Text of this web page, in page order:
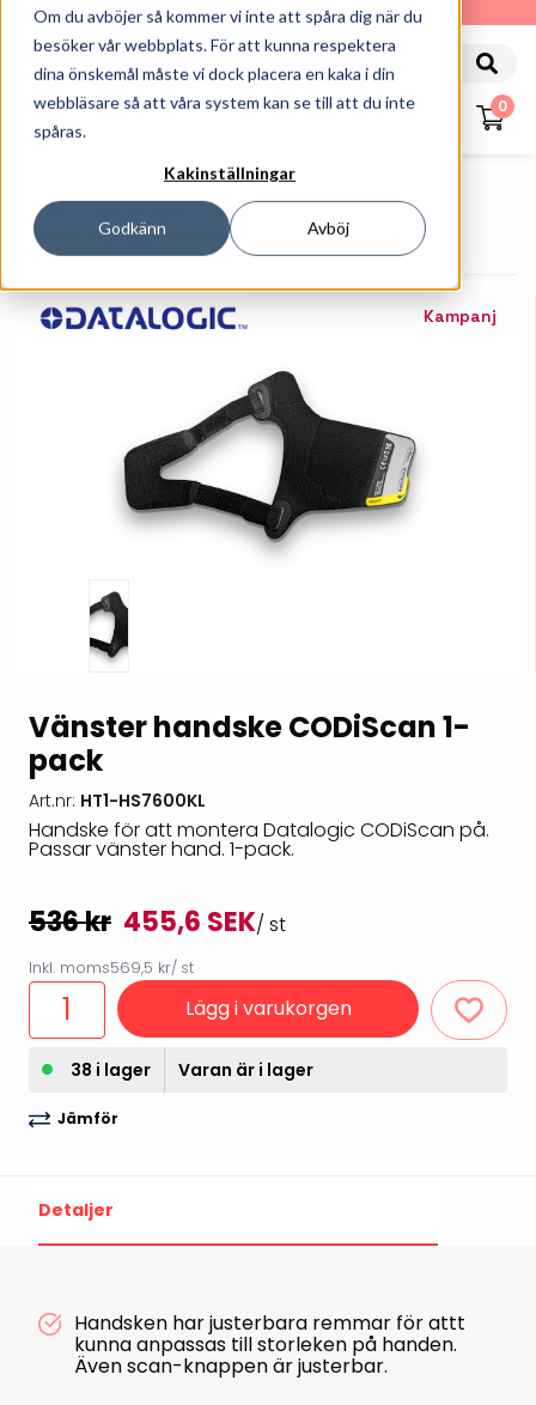
Om du avböjer så kommer vi inte att spåra dig när du
besöker vår webbplats. För att kunna respektera
dina önskemål måste vi dock placera en kaka i din
webbläsare så att våra system kan se till att du inte
spåras.
Kakinställningar
Godkänn Avböj
010-162 61 90
0
Streckkodsläsare
Tillbehör Streckkodsläsare
Vänster Handske CODiScan 1-Pack
Kampanj
Vänster handske CODiScan 1-
pack
Art.nr: HT1-HS7600KL
Handske för att montera Datalogic CODiScan på.
Passar vänster hand. 1-pack.
536 kr 455,6 SEK/ st
Inkl. moms569,5 kr/ st
Lägg i varukorgen
38 i lager Varan är i lager
Jämför
Detaljer
Handsken har justerbara remmar för attt
kunna anpassas till storleken på handen.
Även scan-knappen är justerbar.